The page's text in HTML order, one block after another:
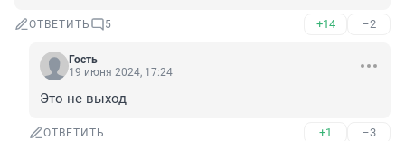
ОТВЕТИТЬ 5 +14 –2
Гость
19 июня 2024, 17:24
Это не выход
ОТВЕТИТЬ +1 –3